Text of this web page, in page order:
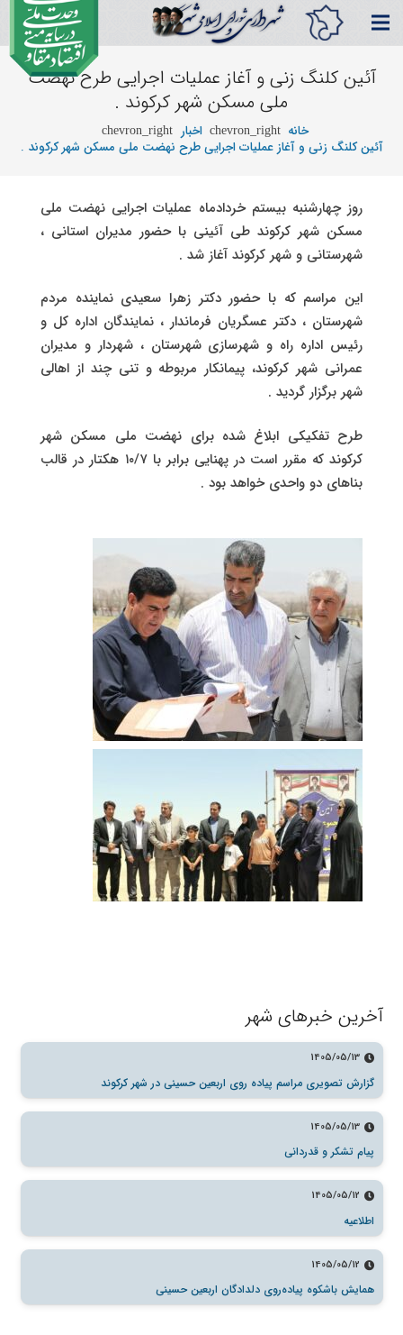
آئین کلنگ زنی و آغاز عملیات اجرایی طرح نهضت
ملی مسکن شهر کرکوند .
خانه chevron_right اخبار chevron_right
آئین کلنگ زنی و آغاز عملیات اجرایی طرح نهضت ملی مسکن شهر کرکوند .
روز چهارشنبه بیستم خردادماه عملیات اجرایی نهضت ملی
مسکن شهر کرکوند طی آئینی با حضور مدیران استانی ،
شهرستانی و شهر کرکوند آغاز شد .
این مراسم که با حضور دکتر زهرا سعیدی نماینده مردم
شهرستان ، دکتر عسگریان فرماندار ، نمایندگان اداره کل و
رئیس اداره راه و شهرسازی شهرستان ، شهردار و مدیران
عمرانی شهر کرکوند، پیمانکار مربوطه و تنی چند از اهالی
شهر برگزار گردید .
طرح تفکیکی ابلاغ شده برای نهضت ملی مسکن شهر
کرکوند که مقرر است در پهنایی برابر با ۱۰/۷ هکتار در قالب
بناهای دو واحدی خواهد بود .
آخرین خبرهای شهر
1405/05/13
گزارش تصویری مراسم پیاده روی اربعین حسینی در شهر کرکوند
1405/05/13
پیام تشکر و قدردانی
1405/05/12
اطلاعیه
1405/05/12
همایش باشکوه پیاده‌روی دلدادگان اربعین حسینی